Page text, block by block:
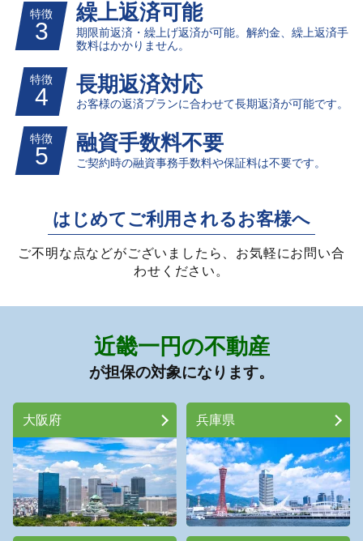
繰上返済可能
期限前返済・繰上げ返済が可能。解約金、繰上返済手
数料はかかりません。
長期返済対応
お客様の返済プランに合わせて長期返済が可能です。
融資手数料不要
ご契約時の融資事務手数料や保証料は不要です。
はじめてご利用されるお客様へ
ご不明な点などがございましたら、お気軽にお問い合
わせください。
近畿一円の不動産
が担保の対象になります。
大阪府 兵庫県